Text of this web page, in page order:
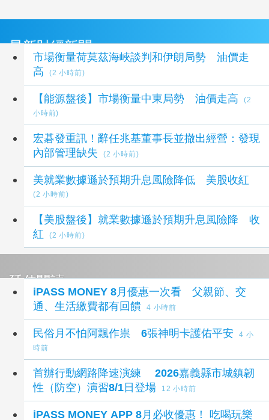
最新財經新聞
市場衡量荷莫茲海峽談判和伊朗局勢 油價走
高
(2 小時前)
【能源盤後】市場衡量中東局勢 油價走高
(2
小時前)
宏碁發重訊！辭任兆基董事長並撤出經營：發現
內部管理缺失
(2 小時前)
美就業數據遜於預期升息風險降低 美股收紅
(2 小時前)
【美股盤後】就業數據遜於預期升息風險降 收
紅
(2 小時前)
延伸閱讀
iPASS MONEY 8月優惠一次看 父親節、交
通、生活繳費都有回饋
4 小時前
民俗月不怕阿飄作祟 6張神明卡護佑平安
4 小
時前
首辦行動網路降速演練 2026嘉義縣市城鎮韌
性（防空）演習8/1日登場
12 小時前
iPASS MONEY APP 8月必收優惠！ 吃喝玩樂